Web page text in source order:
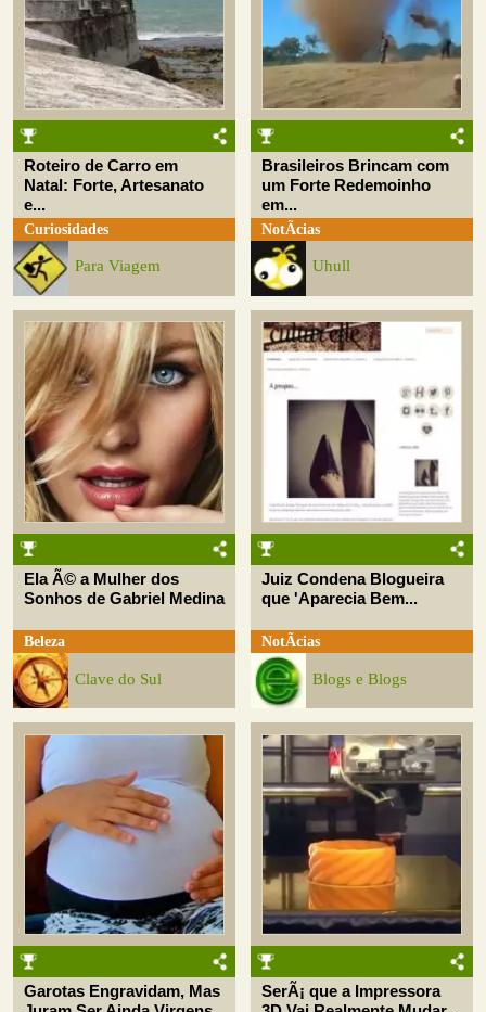
Roteiro de Carro em
Natal: Forte, Artesanato
e...
Curiosidades
Para Viagem
Brasileiros Brincam com
um Forte Redemoinho
em...
NotÃ­cias
Uhull
Ela Ã© a Mulher dos
Sonhos de Gabriel Medina
Beleza
Clave do Sul
Juiz Condena Blogueira
que 'Aparecia Bem...
NotÃ­cias
Blogs e Blogs
Garotas Engravidam, Mas
SerÃ¡ que a Impressora